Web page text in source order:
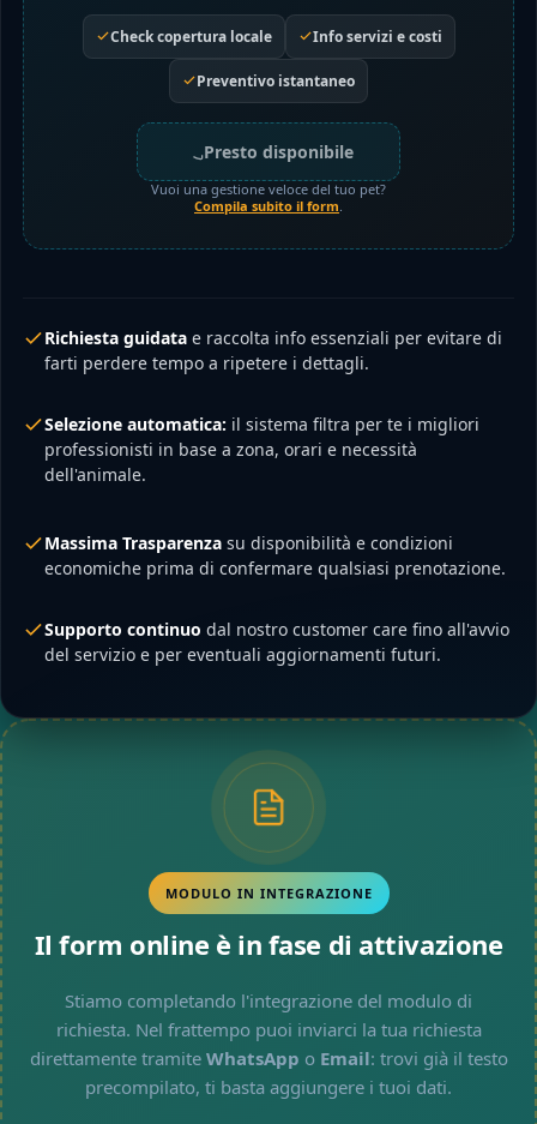
Check copertura locale Info servizi e costi
Preventivo istantaneo
Presto disponibile
Vuoi una gestione veloce del tuo pet?
Compila subito il form
Richiesta guidata e raccolta info essenziali per evitare di
farti perdere tempo a ripetere i dettagli.
Selezione automatica: il sistema filtra per te i migliori
professionisti in base a zona, orari e necessità
dell'animale.
Massima Trasparenza su disponibilità e condizioni
economiche prima di confermare qualsiasi prenotazione.
Supporto continuo dal nostro customer care fino all'avvio
del servizio e per eventuali aggiornamenti futuri.
MODULO IN INTEGRAZIONE
Il form online è in fase di attivazione
Stiamo completando l'integrazione del modulo di
richiesta. Nel frattempo puoi inviarci la tua richiesta
direttamente tramite WhatsApp o Email: trovi già il testo
precompilato, ti basta aggiungere i tuoi dati.